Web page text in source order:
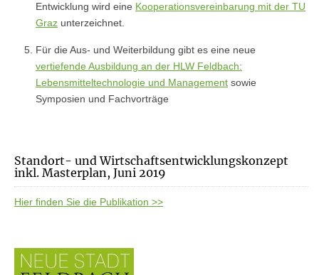
Entwicklung wird eine Kooperationsvereinbarung mit der TU
Graz unterzeichnet.
Für die Aus- und Weiterbildung gibt es eine neue
vertiefende Ausbildung an der HLW Feldbach:
Lebensmitteltechnologie und Management sowie
Symposien und Fachvorträge
Standort- und Wirtschaftsentwicklungskonzept
inkl. Masterplan, Juni 2019
Hier finden Sie die Publikation >>